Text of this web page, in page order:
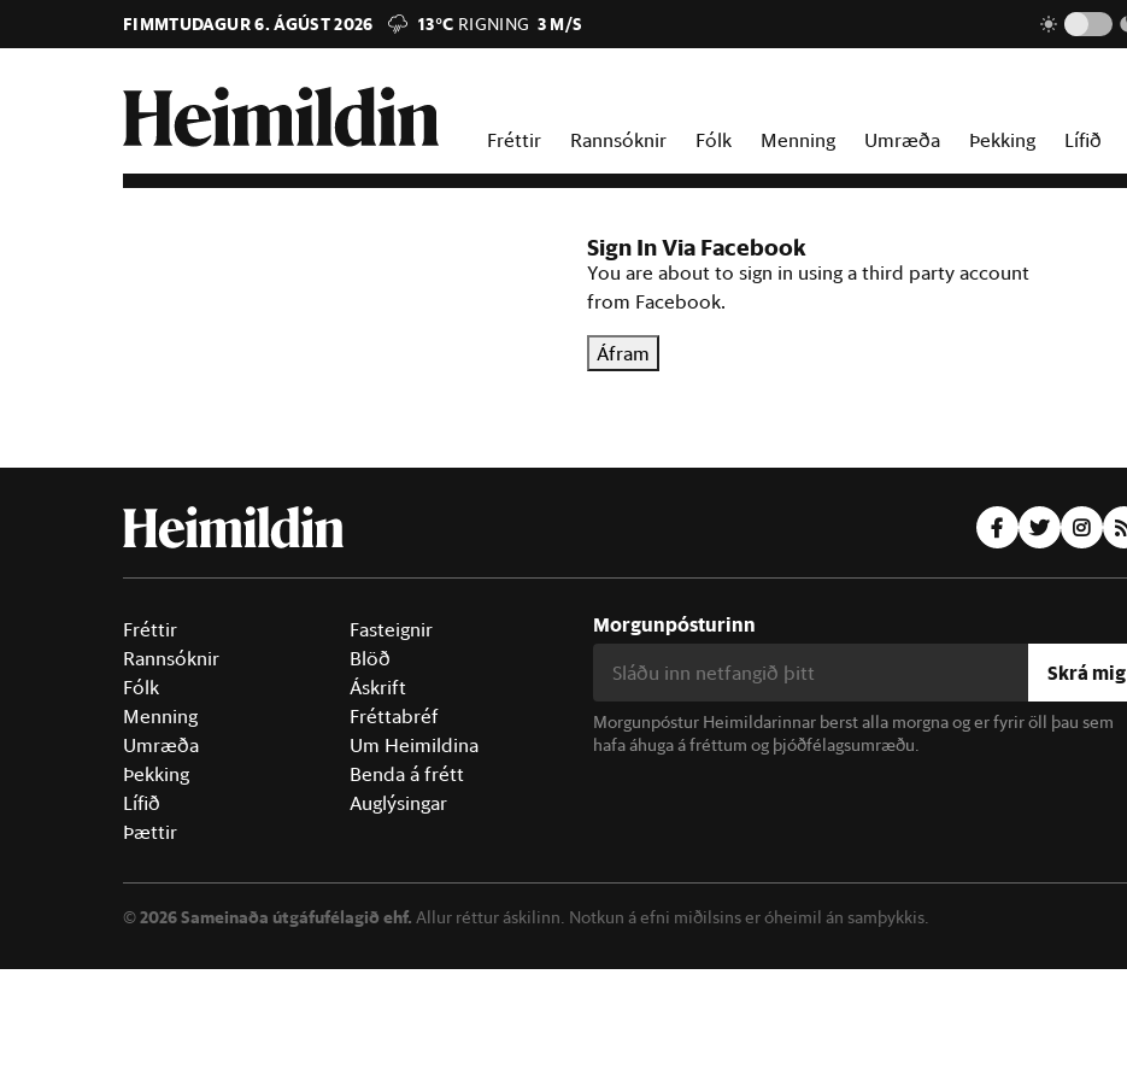
FIMMTUDAGUR 6. ÁGÚST 2026 13°C RIGNING 3 M/S
Fréttir Rannsóknir Fólk Menning Umræða Þekking Lífið
Sign In Via Facebook
You are about to sign in using a third party account
from Facebook.
Áfram
Fréttir
Rannsóknir
Fólk
Menning
Umræða
Þekking
Lífið
Þættir
Fasteignir
Blöð
Áskrift
Fréttabréf
Um Heimildina
Benda á frétt
Auglýsingar
Morgunpósturinn
Skrá mig
Morgunpóstur Heimildarinnar berst alla morgna og er fyrir öll þau sem
hafa áhuga á fréttum og þjóðfélagsumræðu.
©2026 Sameinaða útgáfufélagið ehf. Allur réttur áskilinn. Notkun á efni miðilsins er óheimil án samþykkis.